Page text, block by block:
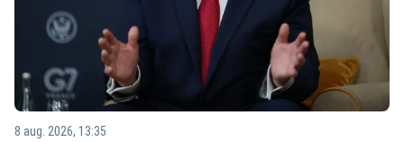
8 aug. 2026, 13:35